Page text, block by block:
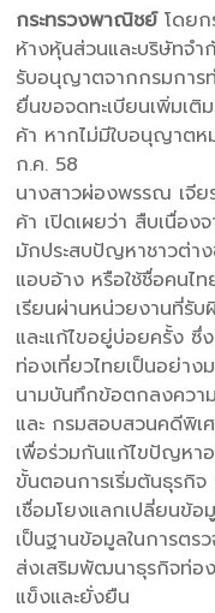
กระทรวงพาณิชย์โดยก
ห้างหุ้นส่วนและบริษัทจำ
รับอนุญาตจากกรมการ
ยื่นขอจดทะเบียนเพิ่มเ
ค้า หากไม่มีใบอนุญาตห
ก.ค. 58
นางสาวผ่องพรรณ เจี
ค้า เปิดเผยว่า สืบเนื่อ
มักประสบปัญหาชาวต่า
แอบอ้าง หรือใช้ชื่อคนไ
เรียนผ่านหน่วยงานที่รับ
และแก้ไขอยู่บ่อยครั้ง
ท่องเที่ยวไทยเป็นอย่า
นามบันทึกข้อตกลงควา
และ กรมสอบสวนคดีพิเ
เพื่อร่วมกันแก้ไขปัญหา
ขั้นตอนการเริ่มต้นธุรกิ
เชื่อมโยงแลกเปลี่ยนข้อ
เป็นฐานข้อมูลในการต
ส่งเสริมพัฒนาธุรกิจท่อง
แข็งและยั่งยืน